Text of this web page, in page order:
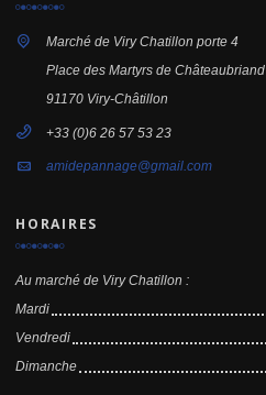
Marché de Viry Chatillon porte 4
Place des Martyrs de Châteaubriand
91170 Viry-Châtillon
+33 (0)6 26 57 53 23
amidepannage@gmail.com
HORAIRES
Au marché de Viry Chatillon :
Mardi
Vendredi
Dimanche